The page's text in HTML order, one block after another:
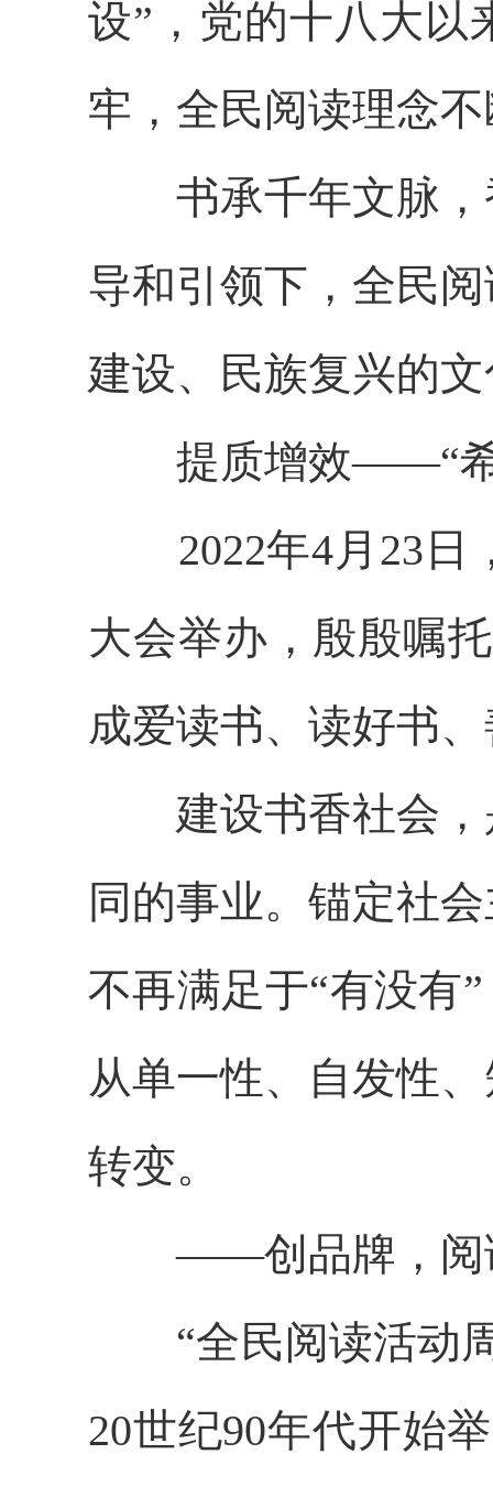
设”，党的十八大以
牢，全民阅读理念
书承千年文脉，
导和引领下，全民
建设、民族复兴的
提质增效——“希
2022年4月23日
大会举办，殷殷嘱
成爱读书、读好书
建设书香社会，
同的事业。锚定社
不再满足于“有没有
从单一性、自发性
转变。
——创品牌，阅
“全民阅读活动周
20世纪90年代开始